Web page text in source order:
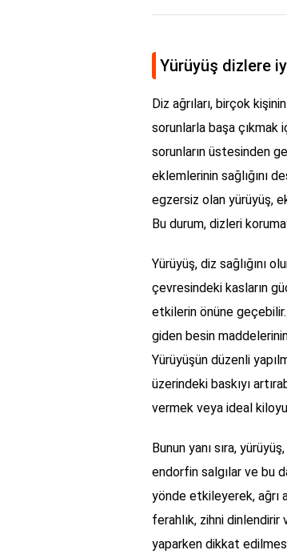
Yürüyüş dizlere
Diz ağrıları, birçok
sorunlarla başa çıkmak
sorunların üstesinden
eklemlerinin sağlığını
egzersiz olan yürüyüş,
Bu durum, dizleri
Yürüyüş, diz sağlığını
çevresindeki kasların
etkilerin önüne geçebilir.
giden besin
Yürüyüşün düzenli
üzerindeki baskıyı
vermek veya ideal
Bunun yanı sıra,
endorfin salgılar ve bu
yönde etkileyerek, ağrı
ferahlık, zihni
yaparken dikkat